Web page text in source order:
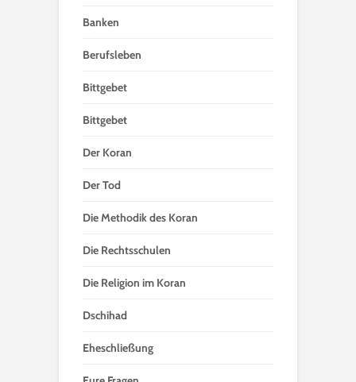
Banken
Berufsleben
Bittgebet
Bittgebet
Der Koran
Der Tod
Die Methodik des Koran
Die Rechtsschulen
Die Religion im Koran
Dschihad
Eheschließung